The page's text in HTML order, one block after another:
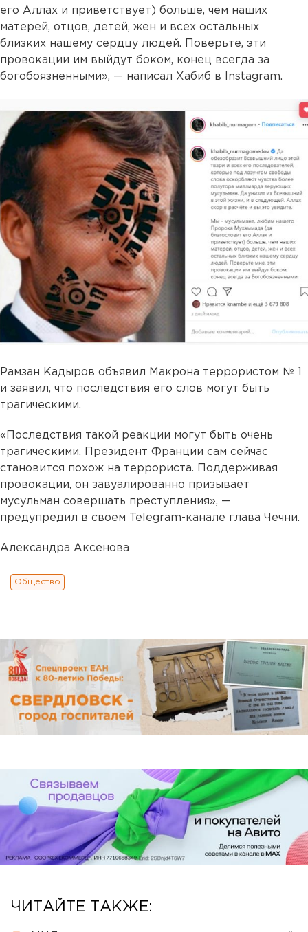
его Аллах и приветствует) больше, чем наших
матерей, отцов, детей, жен и всех остальных
близких нашему сердцу людей. Поверьте, эти
провокации им выйдут боком, конец всегда за
богобоязненными», — написал Хабиб в Instagram.
Рамзан Кадыров объявил Макрона террористом № 1
и заявил, что последствия его слов могут быть
трагическими.
«Последствия такой реакции могут быть очень
трагическими. Президент Франции сам сейчас
становится похож на террориста. Поддерживая
провокации, он завуалированно призывает
мусульман совершать преступления», —
предупредил в своем Telegram-канале глава Чечни.
Александра Аксенова
Общество
ЧИТАЙТЕ ТАКЖЕ: